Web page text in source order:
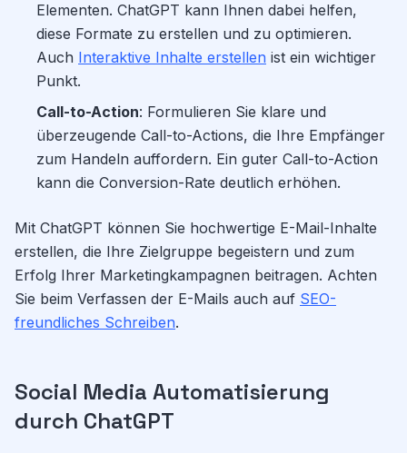
Elementen. ChatGPT kann Ihnen dabei helfen,
diese Formate zu erstellen und zu optimieren.
Auch Interaktive Inhalte erstellen ist ein wichtiger
Punkt.
Call-to-Action: Formulieren Sie klare und
überzeugende Call-to-Actions, die Ihre Empfänger
zum Handeln auffordern. Ein guter Call-to-Action
kann die Conversion-Rate deutlich erhöhen.
Mit ChatGPT können Sie hochwertige E-Mail-Inhalte
erstellen, die Ihre Zielgruppe begeistern und zum
Erfolg Ihrer Marketingkampagnen beitragen. Achten
Sie beim Verfassen der E-Mails auch auf SEO-
freundliches Schreiben.
Social Media Automatisierung
durch ChatGPT